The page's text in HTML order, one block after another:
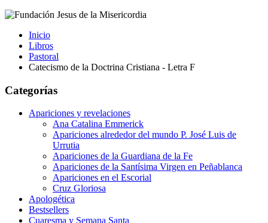
Inicio
Libros
Pastoral
Catecismo de la Doctrina Cristiana - Letra F
Categorías
Apariciones y revelaciones
Ana Catalina Emmerick
Apariciones alrededor del mundo P. José Luis de
Urrutia
Apariciones de la Guardiana de la Fe
Apariciones de la Santísima Virgen en Peñablanca
Apariciones en el Escorial
Cruz Gloriosa
Apologética
Bestsellers
Cuaresma y Semana Santa